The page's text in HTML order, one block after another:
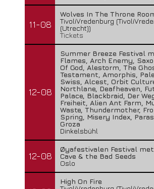
11-08
Wolves In The Throne
TivoliVredenburg
(Utrecht))
Tickets
12-08
Summer Breeze Festival
Flames, Arch Enemy,
Of God, Alestorm, The
Testament, Amorphis,
Swiss, Alcest, Orbit
Northlane, Deafheaven,
Palace, Blackbraid, Der
Freiheit, Alien Ant Farm,
Waste, Thundermother,
Spring, Misery Index,
Groza
Dinkelsbühl
12-08
Øyafestivalen Festival met
Cave & the Bad Seeds
Oslo
High On Fire